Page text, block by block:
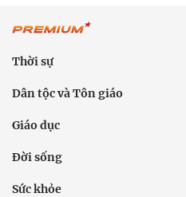
Thời sự
Dân tộc và Tôn giáo
Giáo dục
Đời sống
Sức khỏe